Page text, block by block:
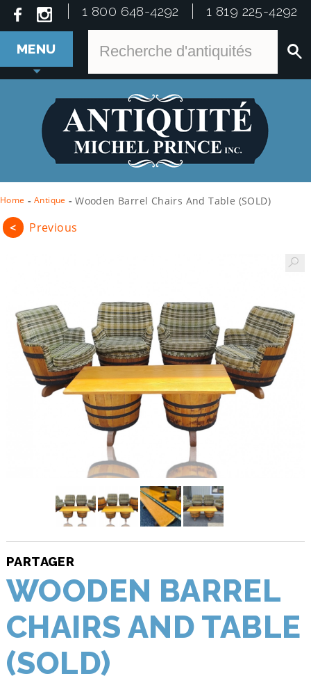
1 800 648-4292 1 819 225-4292
MENU
Home - Antique - Wooden Barrel Chairs And Table (SOLD)
< Previous
PARTAGER
WOODEN BARREL
CHAIRS AND TABLE
(SOLD)